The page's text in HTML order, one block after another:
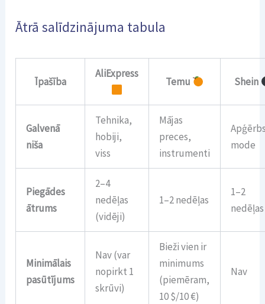
Ātrā salīdzinājuma tabula
Īpašība
AliExpress
Temu Shein
Galvenā
niša
Tehnika,
hobiji,
viss
Mājas
preces,
instrumenti
mode
Piegādes
ātrums
2–4
nedēļas
(vidēji)
1–2 nedēļas
1–2
nedēļas
Minimālais
pasūtījums
Nav (var
nopirkt 1
skrūvi)
Bieži vien ir
minimums
(piemēram,
10 $/10 €)
Nav